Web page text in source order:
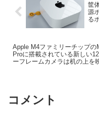
筐
源
る
Apple M4ファミリーチップの
Proに搭載されている新しい
ーフレームカメラは机の上を
コメント